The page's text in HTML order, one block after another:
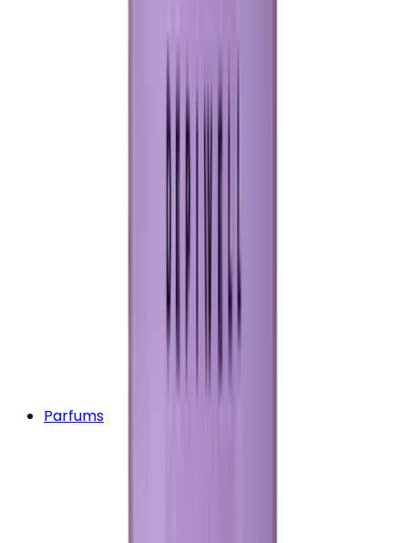
Parfums